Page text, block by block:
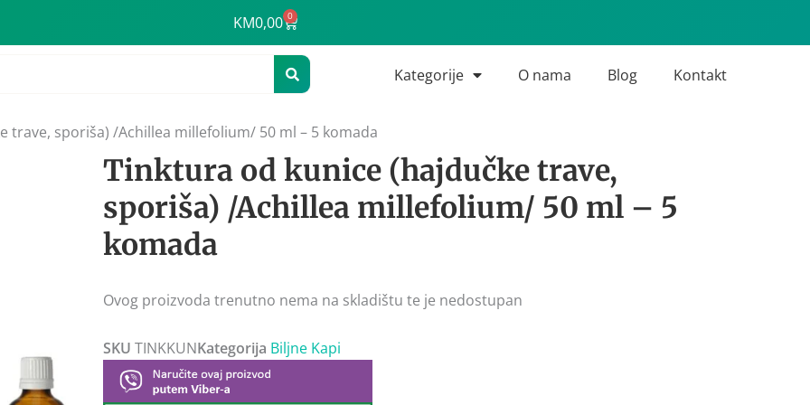
KM0,00 0
Cart
Kategorije O nama Blog Kontakt
trave, sporiša) /Achillea millefolium/ 50 ml – 5 komada
Tinktura od kunice (hajdučke trave,
sporiša) /Achillea millefolium/ 50 ml – 5
komada
Ovog proizvoda trenutno nema na skladištu te je nedostupan
SKU TINKKUNKategorija Biljne Kapi